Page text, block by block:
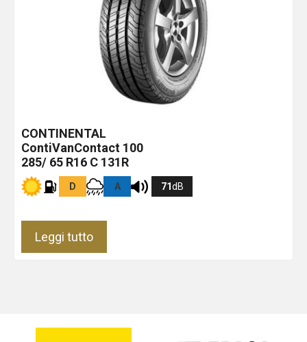
CONTINENTAL
ContiVanContact 100
285/ 65 R16 C 131R
D A 71dB
Leggi tutto